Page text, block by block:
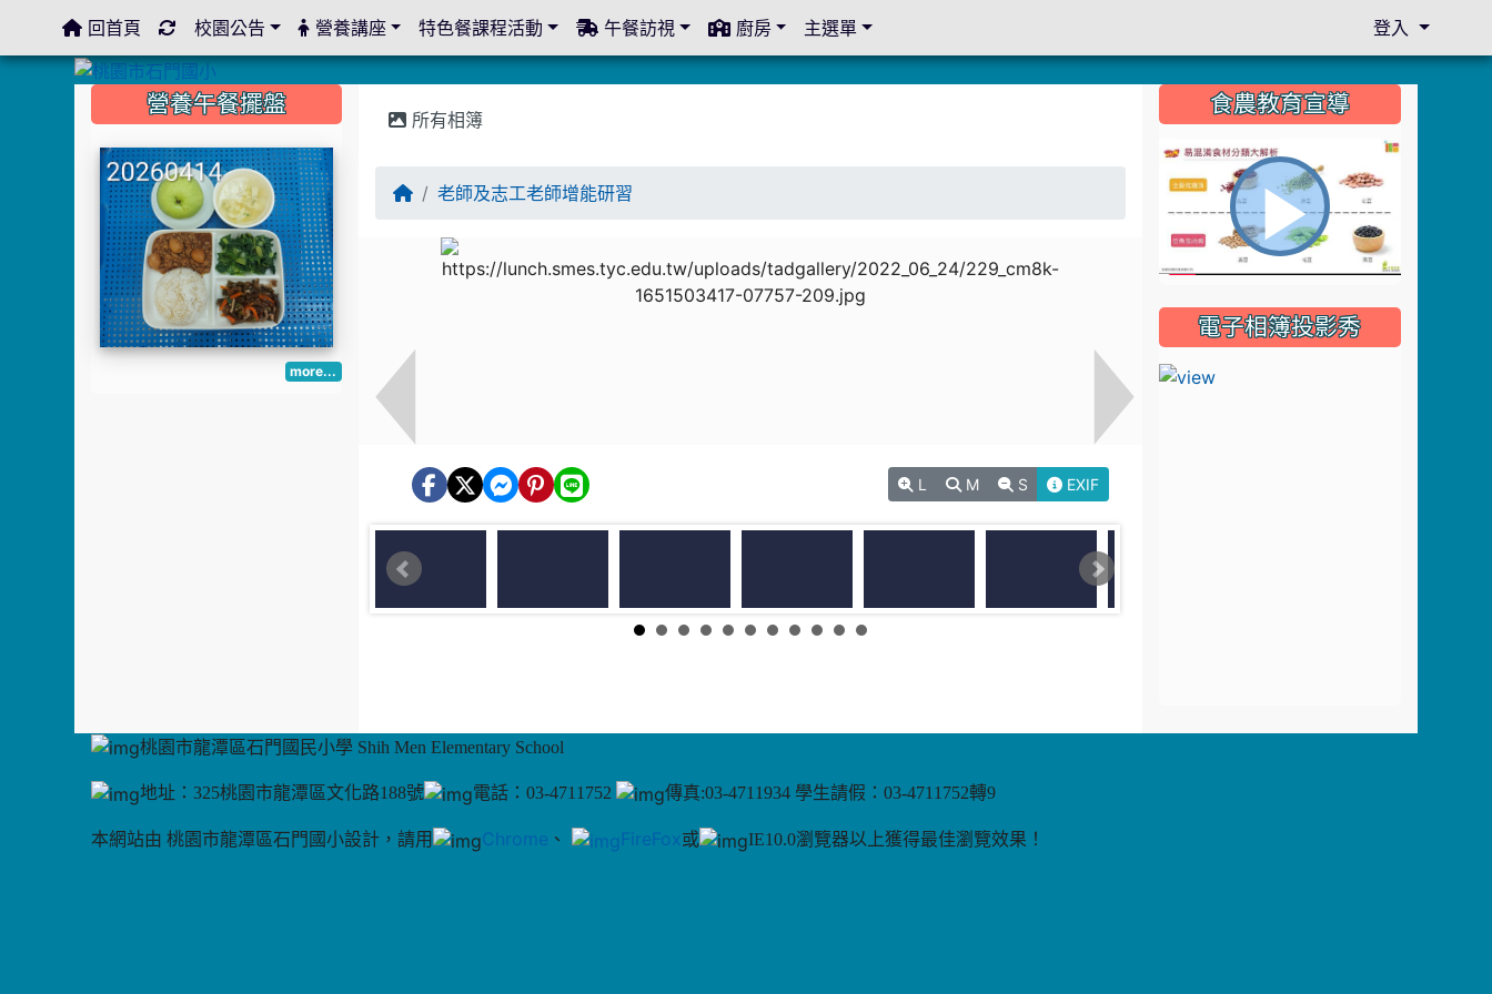
所有相簿
老師及志工老師增能研習
L M S EXIF
::: 營養午餐擺盤
more...
::: 食農教育宣導
播
放
電子相簿投影秀
桃園市龍潭區石門國民小學 Shih Men Elementary School
地址：325桃園市龍潭區文化路188號 電話：03-4711752 傳真:03-4711934 學生請假：03-4711752轉9
本網站由 桃園市龍潭區石門國小設計，請用 Chrome 、 FireFox或 IE10.0瀏覽器以上獲得最佳瀏覽效果！
::: 回首頁 校園公告 營養講座 特色餐課程活動 午餐訪視 廚房 主選單 登入